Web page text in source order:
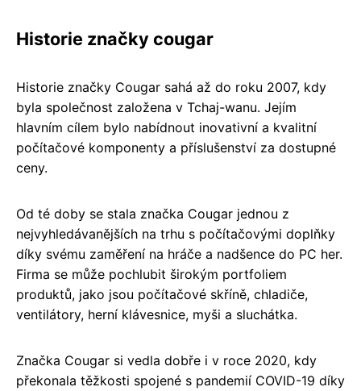
Historie značky cougar
Historie značky Cougar sahá až do roku 2007, kdy
byla společnost založena v Tchaj-wanu. Jejím
hlavním cílem bylo nabídnout inovativní a kvalitní
počítačové komponenty a příslušenství za dostupné
ceny.
Od té doby se stala značka Cougar jednou z
nejvyhledávanějších na trhu s počítačovými doplňky
díky svému zaměření na hráče a nadšence do PC her.
Firma se může pochlubit širokým portfoliem
produktů, jako jsou počítačové skříně, chladiče,
ventilátory, herní klávesnice, myši a sluchátka.
Značka Cougar si vedla dobře i v roce 2020, kdy
překonala těžkosti spojené s pandemií COVID-19 díky